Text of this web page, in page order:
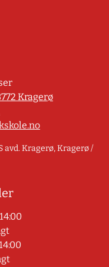
Kragerø
avd. Kragerø, Kragerø /